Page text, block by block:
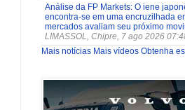
Análise da FP Markets: O iene
encontra-se em uma encruzilhada
mercados avaliam seu próximo
LIMASSOL, Chipre, 7 ago 2026
Mais notícias Mais vídeos Obtenha